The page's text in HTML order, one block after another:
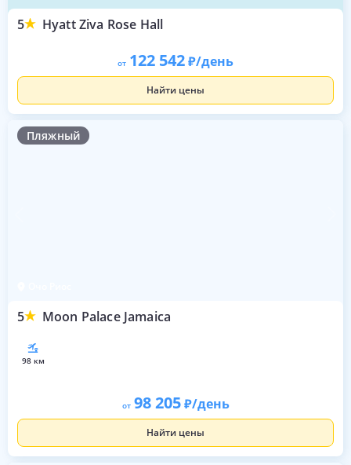
5 Hyatt Ziva Rose Hall
от 122 542 /день
Найти цены
Пляжный
5 Moon Palace Jamaica
98 км
от 98 205 /день
Найти цены